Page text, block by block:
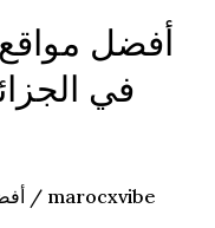
أفضل مواقع
/ marocxvibe